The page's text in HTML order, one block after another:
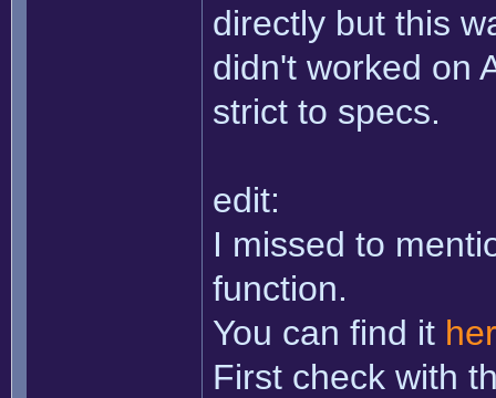
directly but this
didn't worked on
strict to specs.
edit:
I missed to
function.
You can find it
First check with